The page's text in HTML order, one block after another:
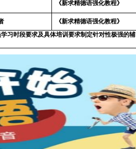
《新求精德语强化教程》
《新求精德语强化教程》
习时段要求及具体培训要求制定针对性极强的辅